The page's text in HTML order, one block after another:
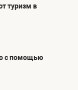
туризм в
с помощью